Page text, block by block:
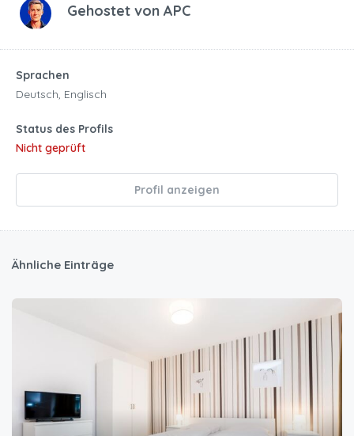
Gehostet von APC
Sprachen
Deutsch, Englisch
Status des Profils
Nicht geprüft
Profil anzeigen
Ähnliche Einträge